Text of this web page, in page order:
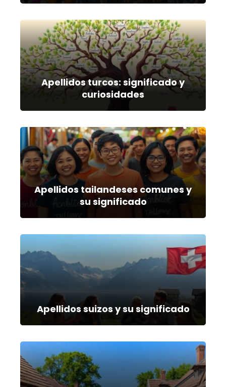
Apellidos turcos: significado y
curiosidades
Apellidos tailandeses comunes y
su significado
Apellidos suizos y su significado